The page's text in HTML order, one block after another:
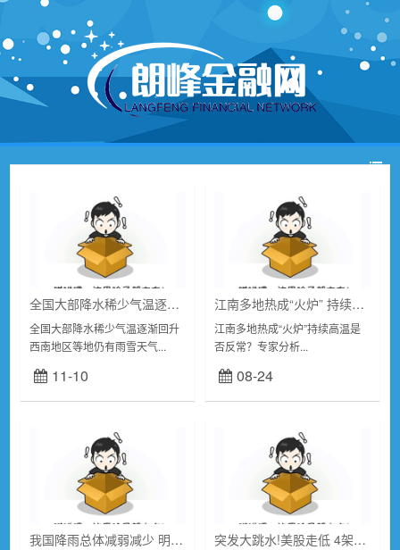
全国大部降水稀少气温逐渐回升 西南地区等地仍有雨雪天气
全国大部降水稀少气温逐渐回升
西南地区等地仍有雨雪天气...
11-10
江南多地热成“火炉” 持续高温是否反常？专家分析
江南多地热成“火炉”持续高温是
否反常？专家分析...
08-24
我国降雨总体减弱减少 明起南方高温范围扩大四川盆地为热力中心 突发大跳水!美股走低 4架苏-35战机为普京护航